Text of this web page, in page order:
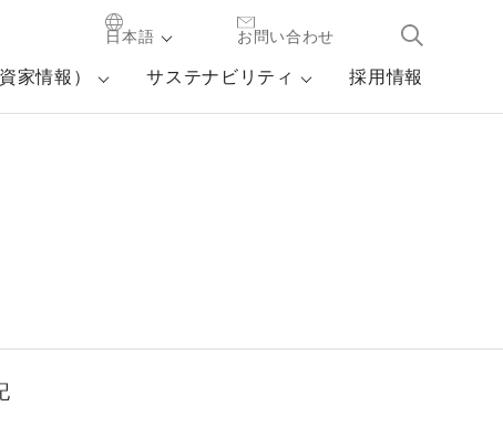
日本語 お問い合わせ
家情報） サステナビリティ 採用情報